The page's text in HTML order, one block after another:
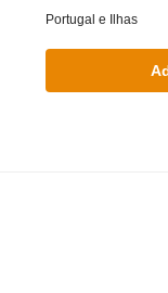
Portugal e Ilhas